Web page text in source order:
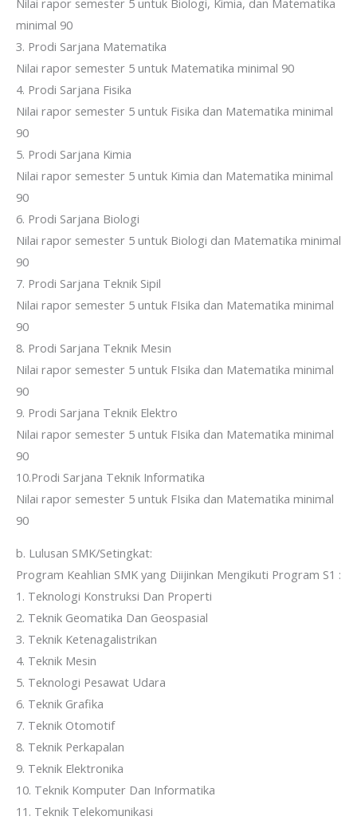
minimal 90
3. Prodi Sarjana Matematika
Nilai rapor semester 5 untuk Matematika minimal 90
4. Prodi Sarjana Fisika
Nilai rapor semester 5 untuk Fisika dan Matematika minimal
90
5. Prodi Sarjana Kimia
Nilai rapor semester 5 untuk Kimia dan Matematika minimal
90
6. Prodi Sarjana Biologi
Nilai rapor semester 5 untuk Biologi dan Matematika minimal
90
7. Prodi Sarjana Teknik Sipil
Nilai rapor semester 5 untuk FIsika dan Matematika minimal
90
8. Prodi Sarjana Teknik Mesin
Nilai rapor semester 5 untuk FIsika dan Matematika minimal
90
9. Prodi Sarjana Teknik Elektro
Nilai rapor semester 5 untuk FIsika dan Matematika minimal
90
10.Prodi Sarjana Teknik Informatika
Nilai rapor semester 5 untuk FIsika dan Matematika minimal
90
b. Lulusan SMK/Setingkat:
Program Keahlian SMK yang Diijinkan Mengikuti Program S1 :
1. Teknologi Konstruksi Dan Properti
2. Teknik Geomatika Dan Geospasial
3. Teknik Ketenagalistrikan
4. Teknik Mesin
5. Teknologi Pesawat Udara
6. Teknik Grafika
7. Teknik Otomotif
8. Teknik Perkapalan
9. Teknik Elektronika
10. Teknik Komputer Dan Informatika
11. Teknik Telekomunikasi